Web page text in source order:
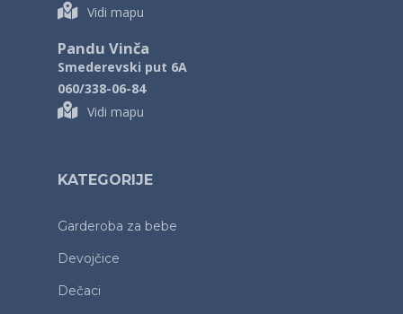
Vidi mapu
Pandu Vinča
Smederevski put 6A
060/338-06-84
Vidi mapu
KATEGORIJE
Garderoba za bebe
Devojčice
Dečaci